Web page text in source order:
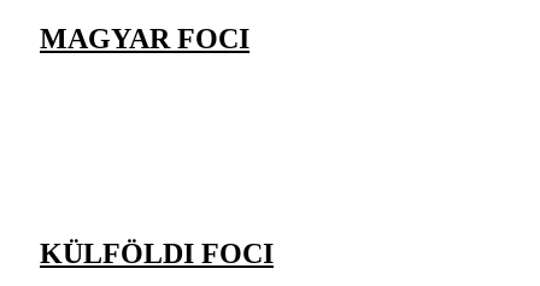
MAGYAR FOCI
KÜLFÖLDI FOCI